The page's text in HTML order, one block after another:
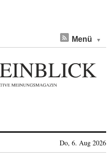
Menü
Do, 6. Aug 2026